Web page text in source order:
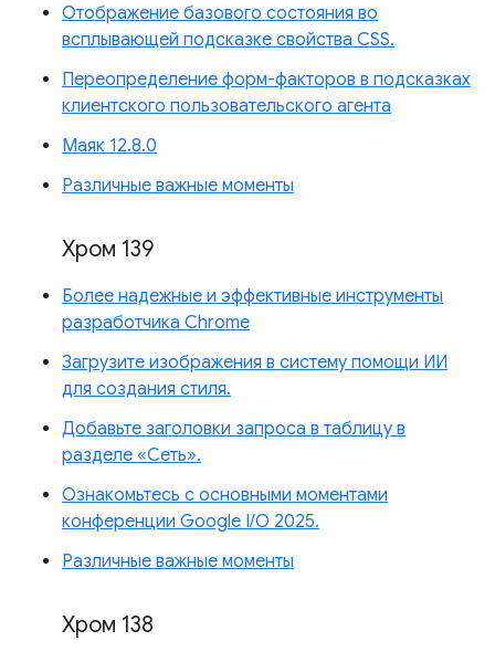
Отображение базового состояния во
всплывающей подсказке свойства CSS.
Переопределение форм-факторов в подсказках
клиентского пользовательского агента
Маяк 12.8.0
Различные важные моменты
Хром 139
Более надежные и эффективные инструменты
разработчика Chrome
Загрузите изображения в систему помощи ИИ
для создания стиля.
Добавьте заголовки запроса в таблицу в
разделе «Сеть».
Ознакомьтесь с основными моментами
конференции Google I/O 2025.
Различные важные моменты
Хром 138